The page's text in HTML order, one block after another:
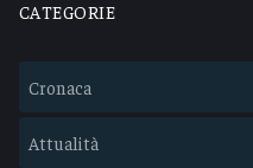
CATEGORIE
Cronaca
Attualità